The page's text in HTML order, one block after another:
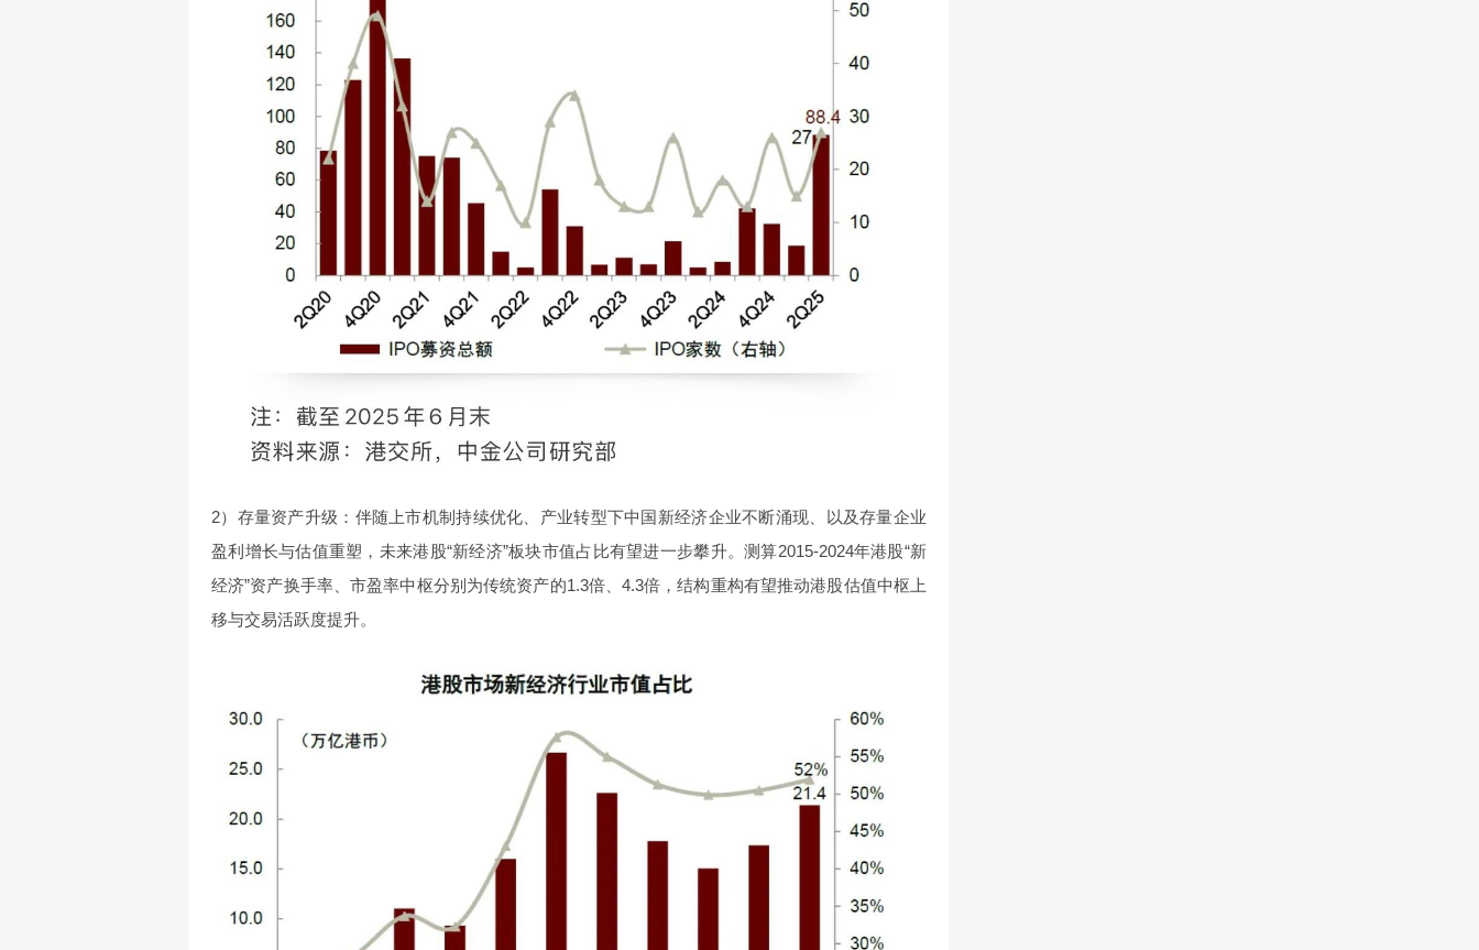
2）存量资产升级：伴随上市机制持续优化、产业转型下中国新经济企业不断涌现、以及存量企业
盈利增长与估值重塑，未来港股“新经济”板块市值占比有望进一步攀升。测算2015-2024年港股“新
经济”资产换手率、市盈率中枢分别为传统资产的1.3倍、4.3倍，结构重构有望推动港股估值中枢上
移与交易活跃度提升。